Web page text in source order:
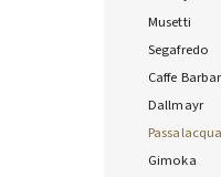
Musetti
Segafredo
Caffe
Dallmayr
Passalacqua
Gimoka